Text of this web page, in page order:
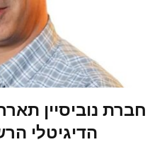
חברת נוביסיין
הדיגיטלי